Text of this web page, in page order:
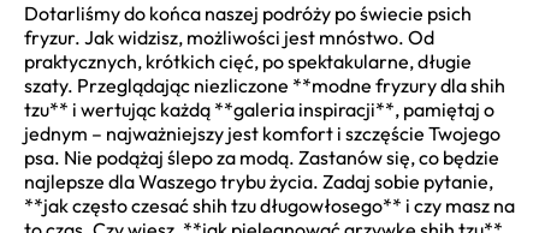
Dotarliśmy do końca naszej podróży po świecie psich
fryzur. Jak widzisz, możliwości jest mnóstwo. Od
praktycznych, krótkich cięć, po spektakularne, długie
szaty. Przeglądając niezliczone **modne fryzury dla shih
tzu** i wertując każdą **galeria inspiracji**, pamiętaj o
jednym – najważniejszy jest komfort i szczęście Twojego
psa. Nie podążaj ślepo za modą. Zastanów się, co będzie
najlepsze dla Waszego trybu życia. Zadaj sobie pytanie,
**jak często czesać shih tzu długowłosego** i czy masz na